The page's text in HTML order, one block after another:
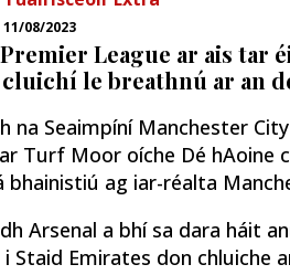
11/08/2023
League ar ais tar
le breathnú ar an
na Seaimpíní Manchester
Turf Moor oíche Dé hAoine
bhainistiú ag iar-réalta
Arsenal a bhí sa dara háit
i Staid Emirates don chluiche